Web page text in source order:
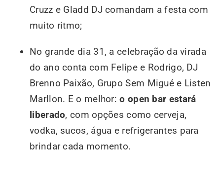
Cruzz e Gladd DJ comandam a festa com
muito ritmo;
No grande dia 31, a celebração da virada
do ano conta com Felipe e Rodrigo, DJ
Brenno Paixão, Grupo Sem Migué e Listen
Marllon. E o melhor:o open bar estará
liberado, com opções como cerveja,
vodka, sucos, água e refrigerantes para
brindar cada momento.